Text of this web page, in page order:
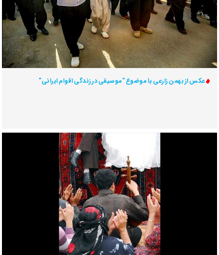
عکس از بهمن زارعی با موضوع "موسیقی در زندگی اقوام ایرانی"